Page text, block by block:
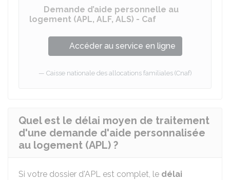
Demande d’aide personnelle au
logement (APL, ALF, ALS) - Caf
Accéder au service en ligne
Caisse nationale des allocations familiales (Cnaf)
Quel est le délai moyen de traitement
d'une demande d'aide personnalisée
au logement (APL) ?
Si votre dossier d'APL est complet, le délai